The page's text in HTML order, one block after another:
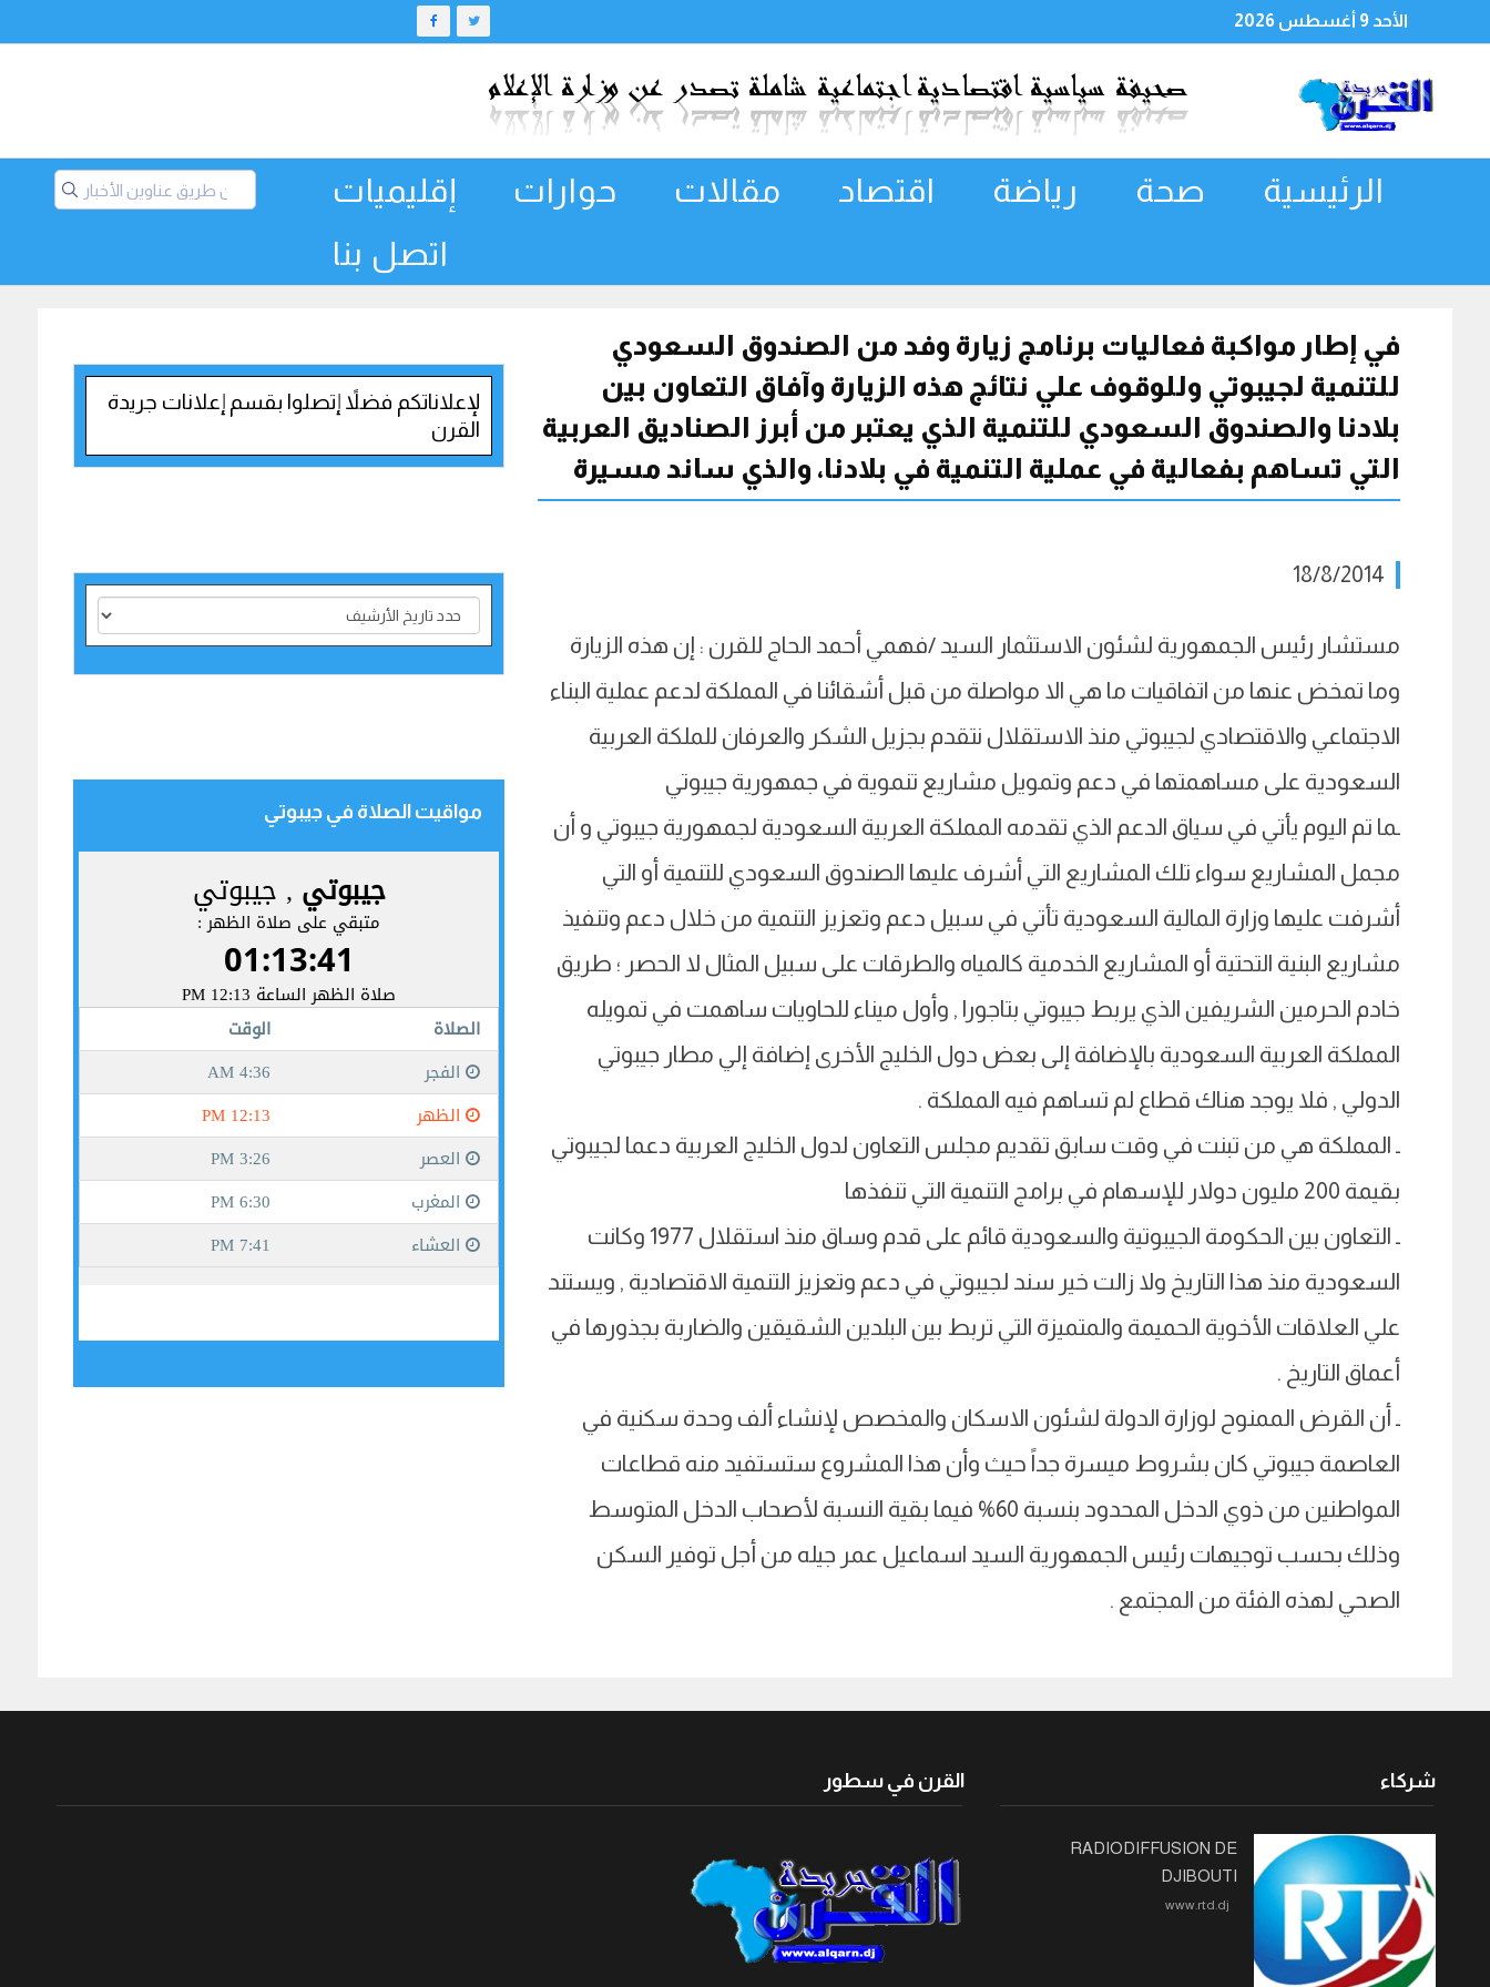
الأحد 9 أغسطس 2026
الرئيسية صحة رياضة اقتصاد مقالات حوارات
إقليميات
اتصل بنا
في إطار مواكبة فعاليات برنامج زيارة وفد من الصندوق السعودي
للتنمية لجيبوتي وللوقوف علي نتائج هذه الزيارة وآفاق التعاون بين
بلادنا والصندوق السعودي للتنمية الذي يعتبر من أبرز الصناديق العربية
التي تساهم بفعالية في عملية التنمية في بلادنا، والذي ساند مسيرة
18/8/2014
مستشار رئيس الجمهورية لشئون الاستثمار السيد /فهمي أحمد الحاج للقرن : إن هذه الزيارة
وما تمخض عنها من اتفاقيات ما هي الا مواصلة من قبل أشقائنا في المملكة لدعم عملية البناء
الاجتماعي والاقتصادي لجيبوتي منذ الاستقلال نتقدم بجزيل الشكر والعرفان للملكة العربية
السعودية على مساهمتها في دعم وتمويل مشاريع تنموية في جمهورية جيبوتي
ـما تم اليوم يأتي في سياق الدعم الذي تقدمه المملكة العربية السعودية لجمهورية جيبوتي و أن
مجمل المشاريع سواء تلك المشاريع التي أشرف عليها الصندوق السعودي للتنمية أو التي
أشرفت عليها وزارة المالية السعودية تأتي في سبيل دعم وتعزيز التنمية من خلال دعم وتنفيذ
مشاريع البنية التحتية أو المشاريع الخدمية كالمياه والطرقات على سبيل المثال لا الحصر ؛ طريق
خادم الحرمين الشريفين الذي يربط جيبوتي بتاجورا , وأول ميناء للحاويات ساهمت في تمويله
المملكة العربية السعودية بالإضافة إلى بعض دول الخليج الأخرى إضافة إلي مطار جيبوتي
الدولي , فلا يوجد هناك قطاع لم تساهم فيه المملكة .
ـ المملكة هي من تبنت في وقت سابق تقديم مجلس التعاون لدول الخليج العربية دعما لجيبوتي
بقيمة 200 مليون دولار للإسهام في برامج التنمية التي تنفذها
ـ التعاون بين الحكومة الجيبوتية والسعودية قائم على قدم وساق منذ استقلال 1977 وكانت
السعودية منذ هذا التاريخ ولا زالت خير سند لجيبوتي في دعم وتعزيز التنمية الاقتصادية , ويستند
علي العلاقات الأخوية الحميمة والمتميزة التي تربط بين البلدين الشقيقين والضاربة بجذورها في
أعماق التاريخ .
ـ أن القرض الممنوح لوزارة الدولة لشئون الاسكان والمخصص لإنشاء ألف وحدة سكنية في
العاصمة جيبوتي كان بشروط ميسرة جداً حيث وأن هذا المشروع ستستفيد منه قطاعات
المواطنين من ذوي الدخل المحدود بنسبة 60% فيما بقية النسبة لأصحاب الدخل المتوسط
وذلك بحسب توجيهات رئيس الجمهورية السيد اسماعيل عمر جيله من أجل توفير السكن
الصحي لهذه الفئة من المجتمع .
لإعلاناتكم فضلاً إتصلوا بقسم إعلانات جريدة
القرن
مواقيت الصلاة في جيبوتي‎
القرن في سطور شركاء
RADIODIFFUSION DE
DJIBOUTI